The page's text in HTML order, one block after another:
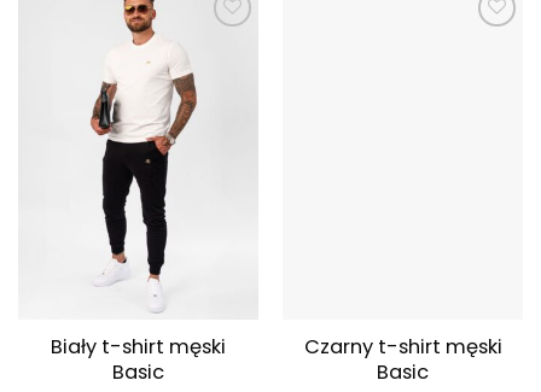
ulubionych
Biały t-shirt męski
Basic
Czarny t-shirt męski
Basic